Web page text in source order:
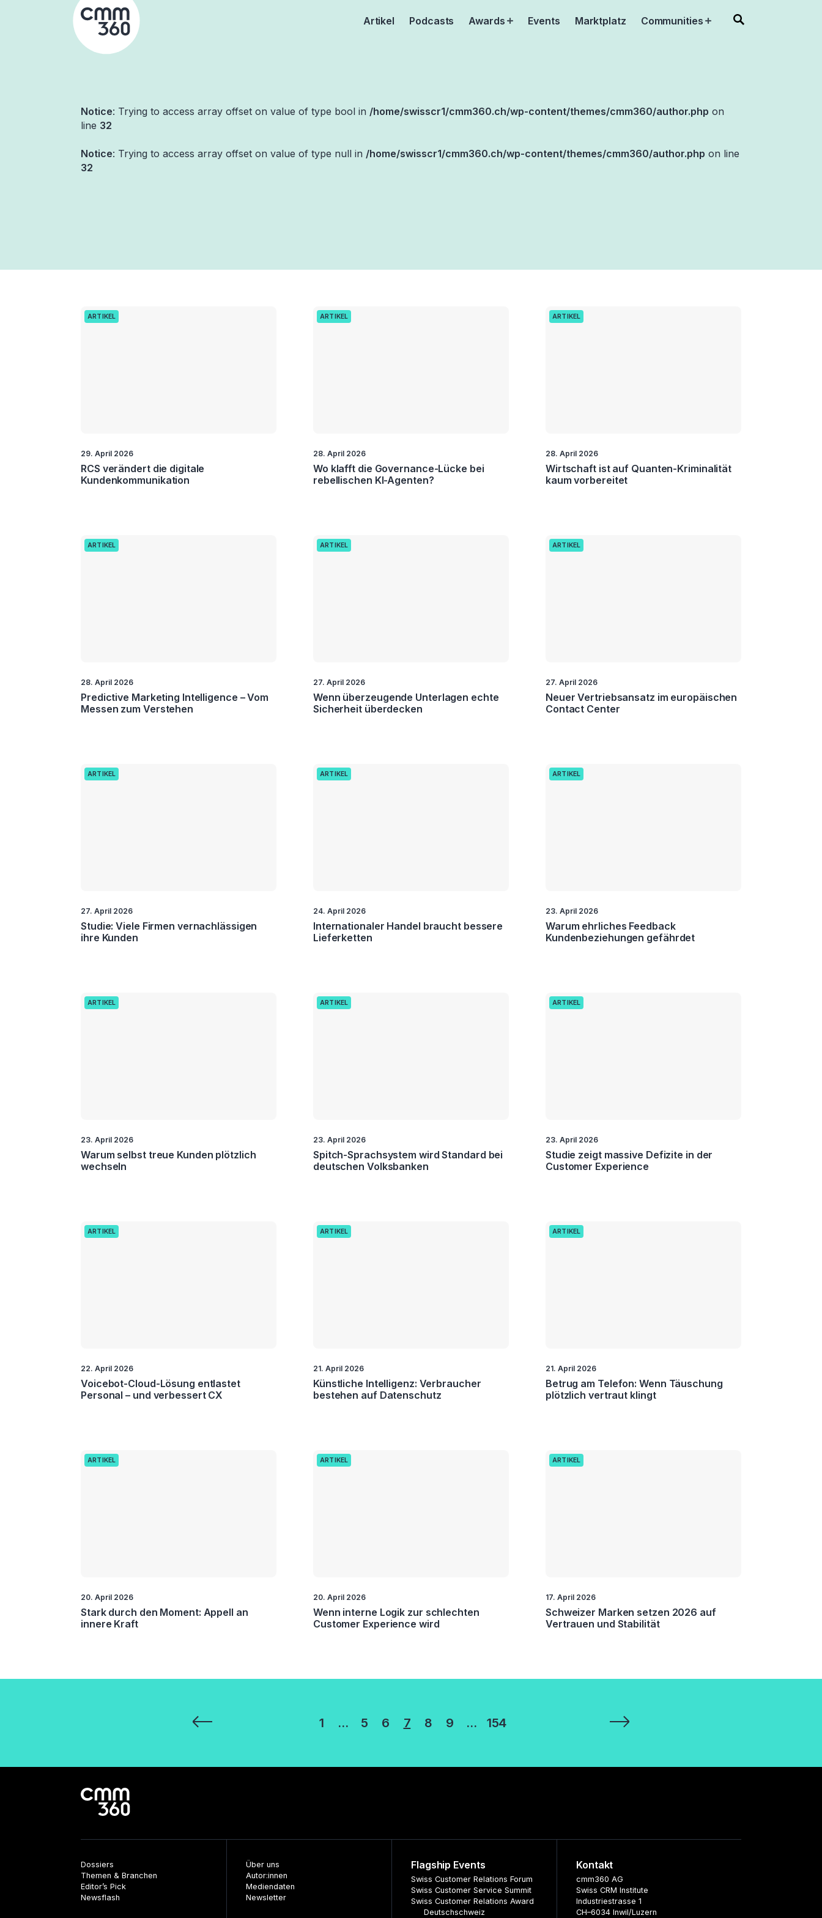
Artikel Podcasts Awards OpenEvents Marktplatz Communities Open
Notice: Trying to access array offset on value of type bool in /home/swisscr1/cmm360.ch/wp-content/themes/cmm360/author.php on
line 32
Notice: Trying to access array offset on value of type null in /home/swisscr1/cmm360.ch/wp-content/themes/cmm360/author.php on line
32
ARTIKEL
29. April 2026
RCS verändert die digitale
Kundenkommunikation
ARTIKEL
28. April 2026
Wo klafft die Governance-Lücke bei
rebellischen KI-Agenten?
ARTIKEL
28. April 2026
Wirtschaft ist auf Quanten-Kriminalität
kaum vorbereitet
ARTIKEL
28. April 2026
Predictive Marketing Intelligence – Vom
Messen zum Verstehen
ARTIKEL
27. April 2026
Wenn überzeugende Unterlagen echte
Sicherheit überdecken
ARTIKEL
27. April 2026
Neuer Vertriebsansatz im europäischen
Contact Center
ARTIKEL
27. April 2026
Studie: Viele Firmen vernachlässigen
ihre Kunden
ARTIKEL
24. April 2026
Internationaler Handel braucht bessere
Lieferketten
ARTIKEL
23. April 2026
Warum ehrliches Feedback
Kundenbeziehungen gefährdet
ARTIKEL
23. April 2026
Warum selbst treue Kunden plötzlich
wechseln
ARTIKEL
23. April 2026
Spitch-Sprachsystem wird Standard bei
deutschen Volksbanken
ARTIKEL
23. April 2026
Studie zeigt massive Defizite in der
Customer Experience
ARTIKEL
22. April 2026
Voicebot-Cloud-Lösung entlastet
Personal – und verbessert CX
ARTIKEL
21. April 2026
Künstliche Intelligenz: Verbraucher
bestehen auf Datenschutz
ARTIKEL
21. April 2026
Betrug am Telefon: Wenn Täuschung
plötzlich vertraut klingt
ARTIKEL
20. April 2026
Stark durch den Moment: Appell an
innere Kraft
ARTIKEL
20. April 2026
Wenn interne Logik zur schlechten
Customer Experience wird
ARTIKEL
17. April 2026
Schweizer Marken setzen 2026 auf
Vertrauen und Stabilität
Seitennummerierung
Beiträge
1 … 5 6 7 8 9 … 154
Dossiers
Themen & Branchen
Editor’s Pick
Newsflash
Über uns
Autor:innen
Mediendaten
Newsletter
Flagship Events
Swiss Customer Relations Forum
Swiss Customer Service Summit
Swiss Customer Relations Award
Deutschschweiz
Kontakt
cmm360 AG
Swiss CRM Institute
Industriestrasse 1
CH–6034 Inwil/Luzern